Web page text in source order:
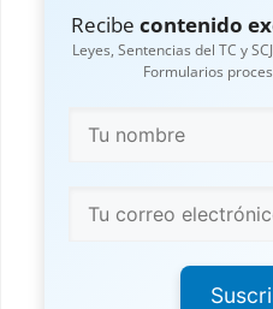
Recibe contenido
Leyes, Sentencias del TC y
Formularios